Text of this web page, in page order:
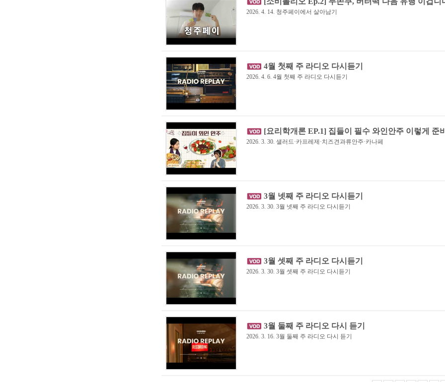
2026. 4. 14. 청주페이에서 살아남기
4월 첫째 주 라디오 다시듣기
2026. 4. 6. 4월 첫째 주 라디오 다시듣기
[요리학개론 EP.1] 집들이 필수 와인안주 이렇게 준
2026. 3. 30. 샐러드·카프레제·치즈견과류안주·카나페
3월 넷째 주 라디오 다시듣기
2026. 3. 30. 3월 넷째 주 라디오 다시듣기
3월 셋째 주 라디오 다시듣기
2026. 3. 30. 3월 셋째 주 라디오 다시듣기
3월 둘째 주 라디오 다시 듣기
2026. 3. 16. 3월 둘째 주 라디오 다시 듣기